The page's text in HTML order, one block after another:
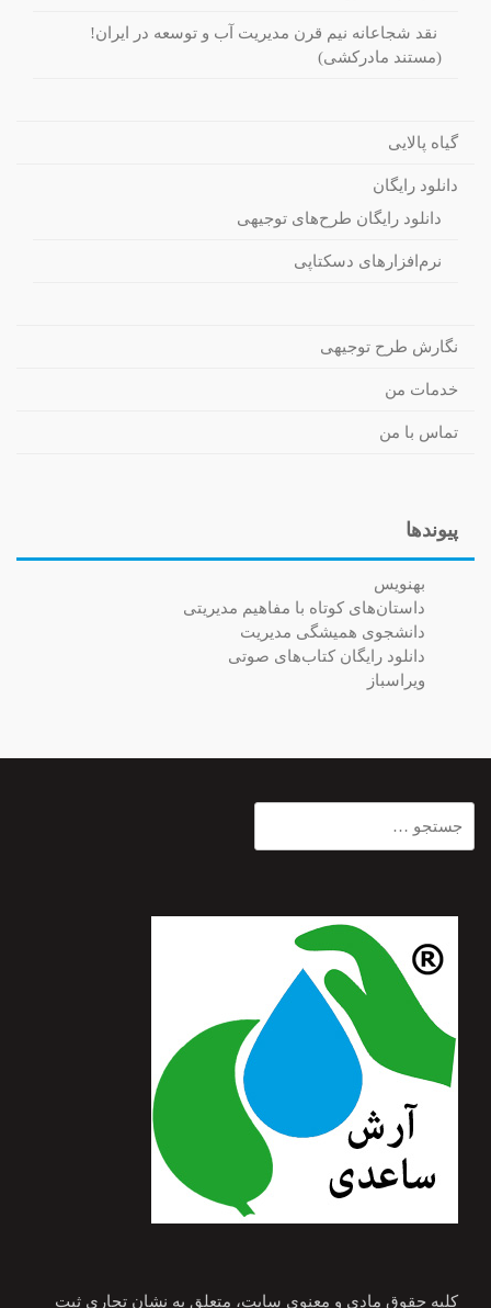
نقد شجاعانه نیم قرن مدیریت آب و توسعه در ایران!
(مستند مادرکشی)
گیاه پالایی
دانلود رایگان
دانلود رایگان طرح‌های توجیهی
نرم‌افزارهای دسکتاپی
نگارش طرح توجیهی
خدمات من
تماس با من
پیوندها
بهنویس
داستان‌های کوتاه با مفاهیم مدیریتی
دانشجوی همیشگی مدیریت
دانلود رایگان کتاب‌های صوتی
ویراسباز
برای:
کلیه حقوق مادی و معنوی سایت، متعلق به نشان تجاری ثبت